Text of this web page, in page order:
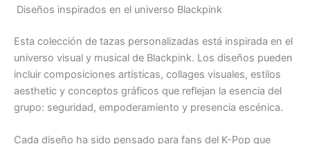
Diseños inspirados en el universo Blackpink
Esta colección de tazas personalizadas está inspirada en el
universo visual y musical de Blackpink. Los diseños pueden
incluir composiciones artísticas, collages visuales, estilos
aesthetic y conceptos gráficos que reflejan la esencia del
grupo: seguridad, empoderamiento y presencia escénica.
Cada diseño ha sido pensado para fans del K-Pop que